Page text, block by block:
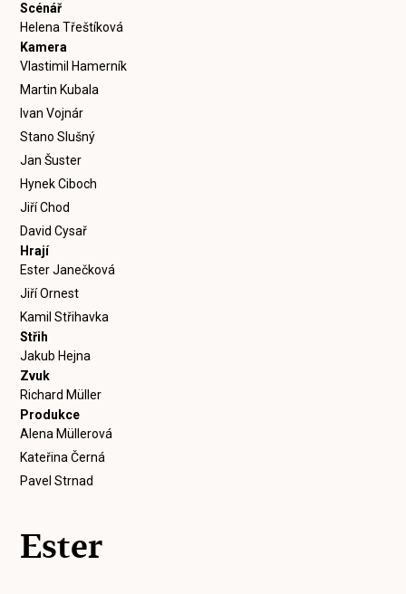
Scénář
Helena Třeštíková
Kamera
Vlastimil Hamerník
Martin Kubala
Ivan Vojnár
Stano Slušný
Jan Šuster
Hynek Ciboch
Jiří Chod
David Cysař
Hrají
Ester Janečková
Jiří Ornest
Kamil Střihavka
Střih
Jakub Hejna
Zvuk
Richard Müller
Produkce
Alena Müllerová
Kateřina Černá
Pavel Strnad
Ester